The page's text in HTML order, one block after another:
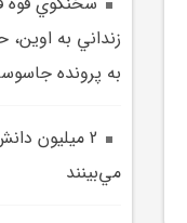
زنداني به
به پرونده
2 ميليون
مي‌بينند